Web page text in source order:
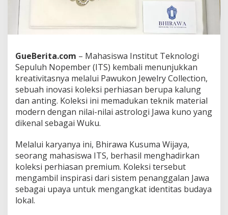
r
M
a
h
a
s
i
s
w
a
T
S
GueBerita.com – Mahasiswa Institut Teknologi
Sepuluh Nopember (ITS) kembali menunjukkan
kreativitasnya melalui Pawukon Jewelry Collection,
sebuah inovasi koleksi perhiasan berupa kalung
dan anting. Koleksi ini memadukan teknik material
modern dengan nilai-nilai astrologi Jawa kuno yang
dikenal sebagai Wuku.
Melalui karyanya ini, Bhirawa Kusuma Wijaya,
seorang mahasiswa ITS, berhasil menghadirkan
koleksi perhiasan premium. Koleksi tersebut
mengambil inspirasi dari sistem penanggalan Jawa
sebagai upaya untuk mengangkat identitas budaya
lokal.